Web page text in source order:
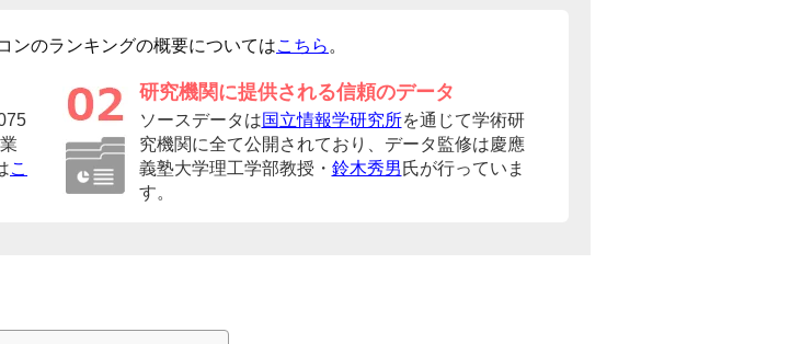
ンのランキングの概要についてはこちら 。
こ
研究機関に提供される信頼のデータ
ソースデータは国立情報学研究所を通じて学術研
究機関に全て公開されており、データ監修は慶應
義塾大学理工学部教授・ 鈴木秀男 氏が行っていま
す。